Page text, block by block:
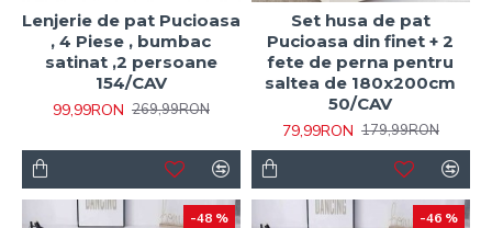
Lenjerie de pat Pucioasa
, 4 Piese , bumbac
satinat ,2 persoane
154/CAV
99,99RON 269,99RON
Set husa de pat
Pucioasa din finet + 2
fete de perna pentru
saltea de 180x200cm
50/CAV
79,99RON 179,99RON
-48 % -46 %